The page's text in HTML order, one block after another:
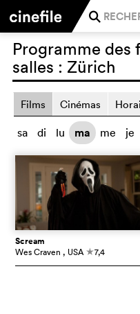
j
Programme des
salles : Zürich
Films Cinémas
sa di lu ma me je
Scream
Wes Craven , USA c7,4